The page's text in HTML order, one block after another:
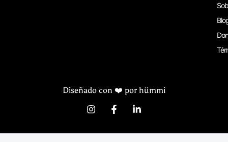
Diseñado con ❤️ por hümmi